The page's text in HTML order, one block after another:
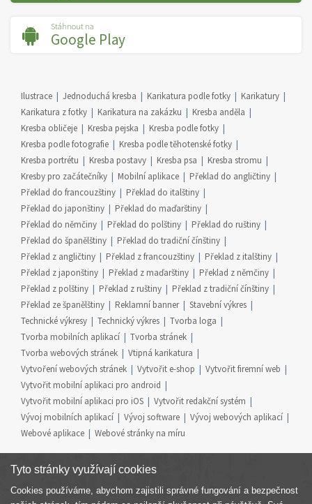
Stáhnout na
Google Play
Ilustrace Jednoduchá kresba Karikatura podle fotky
Karikatury
Karikatura z fotky
Karikatura na zakázku
Kresba anděla
Kresba obličeje
Kresba pejska
Kresba podle fotky
Kresba podle fotografie
Kresba podle těhotenské fotky
Kresba portrétu
Kresba postavy Kresba psa
Kresba stromu
Kresby pro začátečníky
Mobilní aplikace
Překlad do angličtiny
Překlad do francouzštiny
Překlad do italštiny
Překlad do japonštiny
Překlad do maďarštiny
Překlad do němčiny
Překlad do polštiny
Překlad do ruštiny
Překlad do španělštiny
Překlad do tradiční čínštiny
Překlad z angličtiny
Překlad z francouzštiny
Překlad z italštiny
Překlad z japonštiny
Překlad z maďarštiny
Překlad z němčiny
Překlad z polštiny
Překlad z ruštiny
Překlad z tradiční čínštiny
Překlad ze španělštiny
Reklamní banner
Stavební výkres
Technické výkresy
Technický výkres
Tvorba loga
Tvorba mobilních aplikací
Tvorba stránek
Tvorba webových stránek
Vtipná karikatura
Vytvoření webových stránek
Vytvořit e-shop
Vytvořit firemní web
Vytvořit mobilní aplikaci pro android
Vytvořit mobilní aplikaci pro iOS
Vytvořit redakční systém
Vývoj mobilních aplikací
Vývoj software
Vývoj webových aplikací
Webové aplikace
Webové stránky na míru
Tyto stránky využívají cookies
Cookies používáme, abychom zajistili správné fungování a bezpečnost